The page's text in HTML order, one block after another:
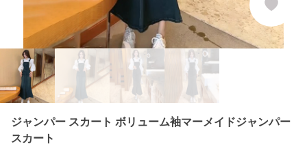
ジャンパー スカート ボリューム袖マーメイドジャンパー
スカート